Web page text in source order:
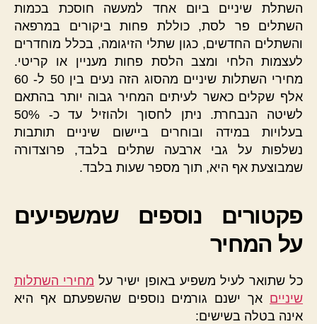
השתלת שיניים ביום אחד למעשה חוסכת בכמות
השתלים פר לסת, כוללת פחות ביקורים במרפאה
והשתלים החדשים, כגון שתלי הזיגומה, בכלל מוחדרים
לעצמות הלחי ומצב הלסת פחות מעניין או קריטי.
מחירי השתלות שיניים מהסוג הזה נעים בין 50 ל- 60
אלף שקלים כאשר לעיתים המחיר גבוה יותר בהתאם
לשיטה הנבחרת. ניתן לחסוך ולהוזיל עד כ- 50%
בעלויות במידה ובוחרים ביישום שיניים תותבות
נשלפות על גבי ארבעה שתלים בלבד, פרוצדורה
שמבוצעת אף היא, תוך מספר שעות בלבד.
פקטורים נוספים שמשפיעים
על המחיר
כל שתואר לעיל משפיע באופן ישיר על מחירי השתלות
שיניים אך ישנם גורמים נוספים שהשפעתם אף היא
אינה בטלה בשישים: